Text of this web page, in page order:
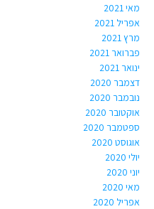
מאי 2021
אפריל 2021
מרץ 2021
פברואר 2021
ינואר 2021
דצמבר 2020
נובמבר 2020
אוקטובר 2020
ספטמבר 2020
אוגוסט 2020
יולי 2020
יוני 2020
מאי 2020
אפריל 2020